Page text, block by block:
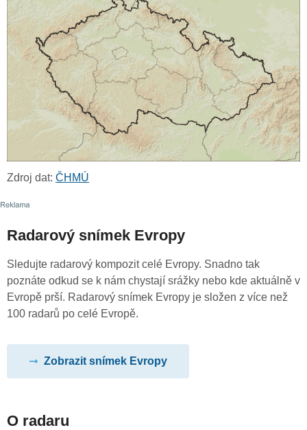
Zdroj dat: ČHMÚ
Radarový snímek Evropy
Sledujte radarový kompozit celé Evropy. Snadno tak
poznáte odkud se k nám chystají srážky nebo kde aktuálně v
Evropě prší. Radarový snímek Evropy je složen z více než
100 radarů po celé Evropě.
Zobrazit snímek Evropy
O radaru